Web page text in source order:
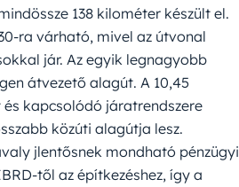
138 kilométer készült el.
ra várható, mivel az útvonal
jár. Az egyik legnagyobb
átvezető alagút. A 10,45
kapcsolódó járatrendszere
közúti alagútja lesz.
jlentősnek mondható pénzügyi
től az építkezéshez, így a